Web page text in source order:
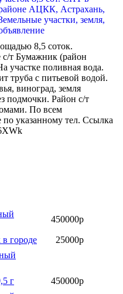
8,5 соток.
с/т Бумажник (район
участке поливная вода.
труба с питьевой водой.
виноград, земля
подмочки. Район с/т
По всем
указанному тел. Ссылка
450000р
в городе 25000р
г 450000р